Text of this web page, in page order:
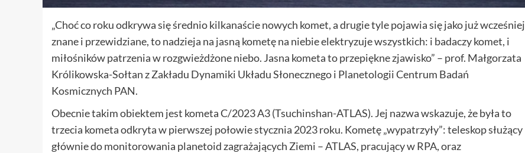
„Choć co roku odkrywa się średnio kilkanaście nowych komet, a drugie tyle pojawia się jako już wcześniej
znane i przewidziane, to nadzieja na jasną kometę na niebie elektryzuje wszystkich: i badaczy komet, i
miłośników patrzenia w rozgwieżdżone niebo. Jasna kometa to przepiękne zjawisko” – prof. Małgorzata
Królikowska-Sołtan z Zakładu Dynamiki Układu Słonecznego i Planetologii Centrum Badań
Kosmicznych PAN.
Obecnie takim obiektem jest kometa C/2023 A3 (Tsuchinshan-ATLAS). Jej nazwa wskazuje, że była to
trzecia kometa odkryta w pierwszej połowie stycznia 2023 roku. Kometę „wypatrzyły”: teleskop służący
głównie do monitorowania planetoid zagrażających Ziemi – ATLAS, pracujący w RPA, oraz